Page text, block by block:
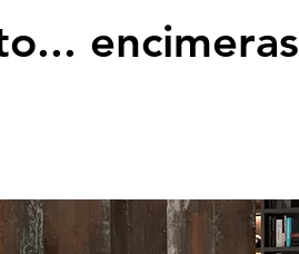
encimeras